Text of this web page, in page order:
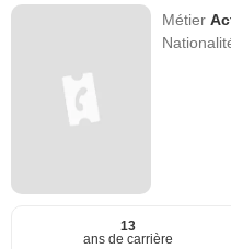
Métier
13
ans de carrière